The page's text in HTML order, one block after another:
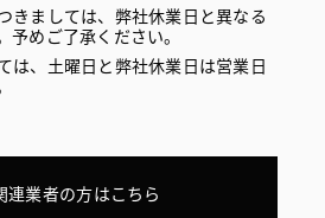
きましては、弊社休業日と異なる
予めご了承ください。
は、土曜日と弊社休業日は営業日
連業者の方はこちら